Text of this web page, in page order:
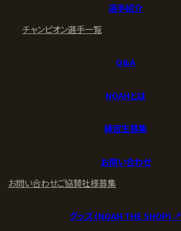
選手紹介
チャンピオン選手一覧
Q&A
NOAHとは
練習生募集
お問い合わせ
お問い合わせご協賛社様募集
グッズ (NOAH THE SHOP) ↗︎